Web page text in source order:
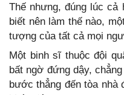
Thế nhưng, đúng lúc cả
biết nên làm thế nào,
tượng của tất cả mọi
Một binh sĩ thuộc đội
bất ngờ đứng dậy,
bước thẳng đến tòa nhà